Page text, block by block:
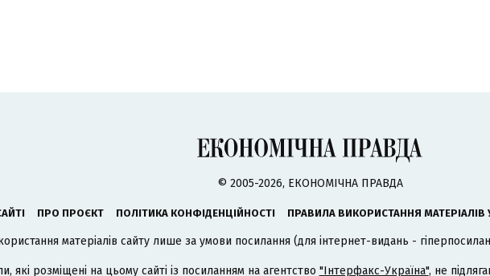
© 2005-2026, ЕКОНОМІЧНА ПРАВДА
ПРО ПРОЄКТ ПОЛІТИКА КОНФІДЕНЦІЙНОСТІ ПРАВИЛА ВИКОРИСТАННЯ МАТЕРІАЛІВ
матеріалів сайту лише за умови посилання (для інтернет-видань -
які розміщені на цьому сайті із посиланням на агентство "Інтерфакс-Україна", не